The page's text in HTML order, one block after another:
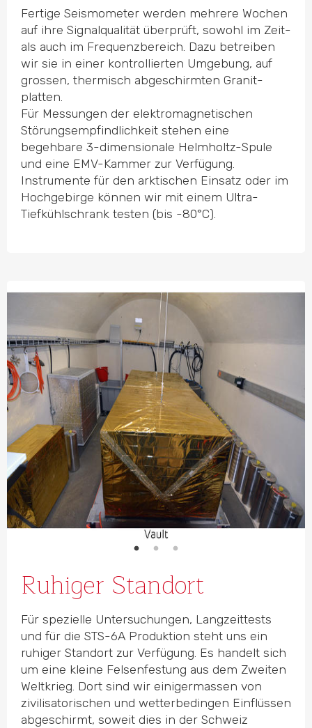
Fertige Seismometer werden mehrere Wochen
auf ihre Signal­qualität überprüft, sowohl im Zeit-
als auch im Frequenz­bereich. Dazu betreiben
wir sie in einer kontrol­lierten Umgebung, auf
grossen, thermisch abgeschirmten Granit­
platten.
Für Messungen der elektro­ma­gne­tischen
Störungs­emp­find­lichkeit stehen eine
begehbare 3-dimen­sionale Helmholtz-Spule
und eine EMV-Kammer zur Verfügung.
Instrumente für den arktischen Einsatz oder im
Hochgebirge können wir mit einem Ultra-
Tiefkühl­schrank testen (bis -80°C).
Ruhiger Standort
Für spezielle Unter­su­chungen, Langzeittests
und für die STS-6A Produktion steht uns ein
ruhiger Standort zur Verfügung. Es handelt sich
um eine kleine Felsen­festung aus dem Zweiten
Weltkrieg. Dort sind wir einiger­massen von
zivili­sa­to­rischen und wetter­be­dingen Einflüssen
abgeschirmt, soweit dies in der Schweiz